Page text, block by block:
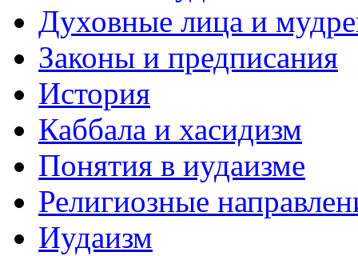
Духовные лица и
Законы и предписания
История
Каббала и хасидизм
Понятия в иудаизме
Религиозные
Иудаизм